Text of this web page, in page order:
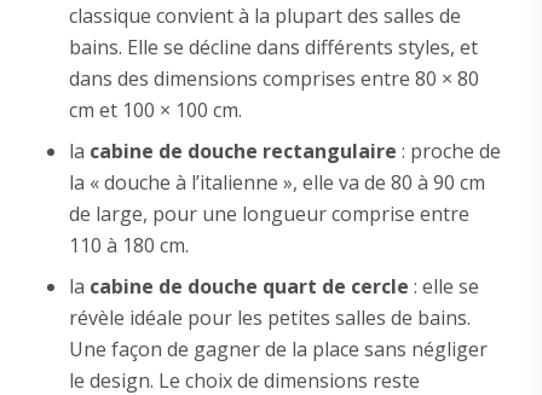
classique convient à la plupart des salles de
bains. Elle se décline dans différents styles, et
dans des dimensions comprises entre 80 × 80
cm et 100 × 100 cm.
la cabine de douche rectangulaire : proche de
la « douche à l’italienne », elle va de 80 à 90 cm
de large, pour une longueur comprise entre
110 à 180 cm.
la cabine de douche quart de cercle : elle se
révèle idéale pour les petites salles de bains.
Une façon de gagner de la place sans négliger
le design. Le choix de dimensions reste